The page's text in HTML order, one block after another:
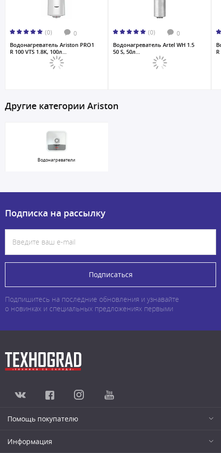
(0) 0
Водонагреватель Ariston PRO1
R 100 VTS 1.8K, 100л...
(0) 0
Водонагреватель Artel WH 1.5
50 S, 50л...
Другие категории Ariston
Водонагреватели
Подписка на рассылку
Подписаться
Подпишитесь на последние обновления и узнавайте
о новинках и специальных предложениях первыми
Помощь покупателю
Информация